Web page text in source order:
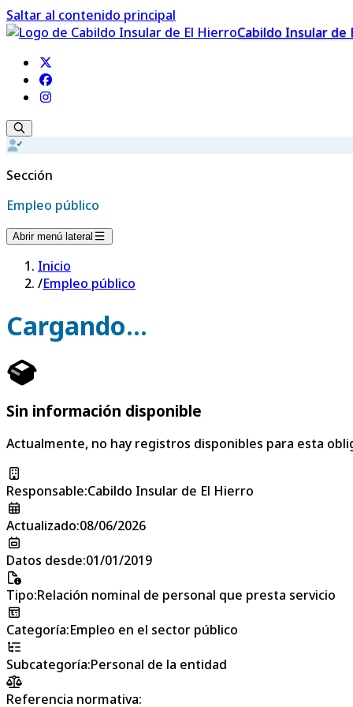
Saltar al contenido principal
Cabildo Insular de
Sección
Empleo público
Abrir menú lateral
Inicio
/Empleo público
Cargando...
Sin información disponible
Actualmente, no hay registros disponibles para esta
Responsable:Cabildo Insular de El Hierro
Actualizado:08/06/2026
Datos desde:01/01/2019
Tipo:Relación nominal de personal que presta servicio
Categoría:Empleo en el sector público
Subcategoría:Personal de la entidad
Referencia normativa: